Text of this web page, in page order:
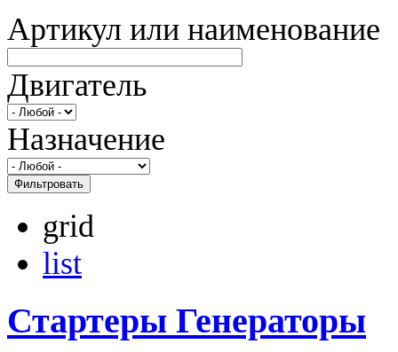
Артикул или наименование
Двигатель
Назначение
Фильтровать
grid
list
Стартеры Генераторы